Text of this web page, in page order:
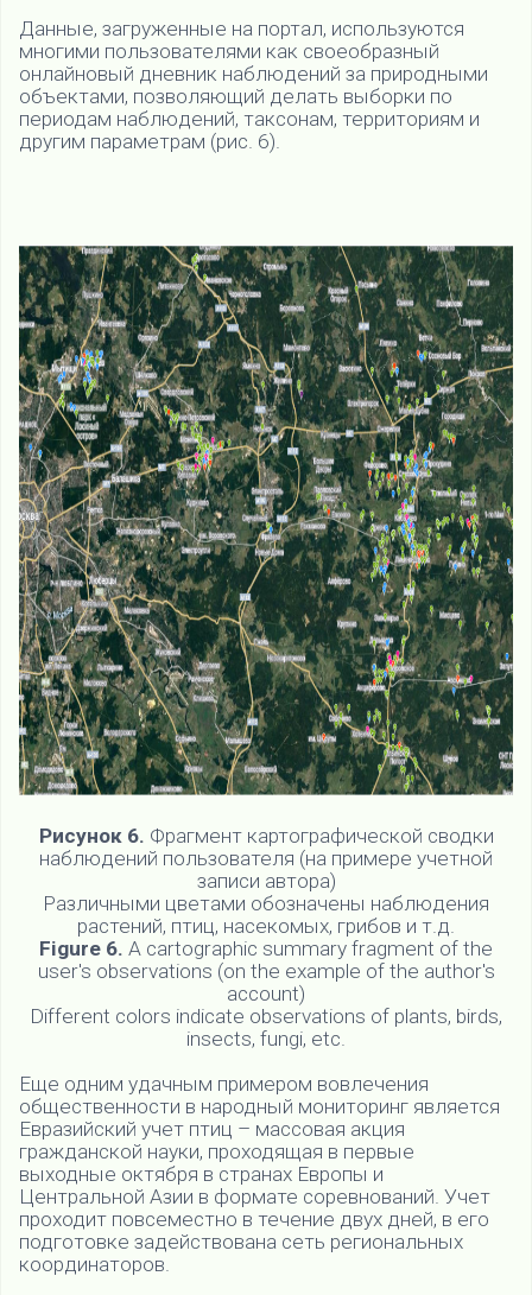
Данные, загруженные на портал, используются
многими пользователями как своеобразный
онлайновый дневник наблюдений за природными
объектами, позволяющий делать выборки по
периодам наблюдений, таксонам, территориям и
другим параметрам (рис. 6).
Рисунок 6. Фрагмент картографической сводки
наблюдений пользователя (на примере учетной
записи автора)
Различными цветами обозначены наблюдения
растений, птиц, насекомых, грибов и т.д.
Figure 6. A cartographic summary fragment of the
user's observations (on the example of the author's
account)
Different colors indicate observations of plants, birds,
insects, fungi, etc.
Еще одним удачным примером вовлечения
общественности в народный мониторинг является
Евразийский учет птиц – массовая акция
гражданской науки, проходящая в первые
выходные октября в странах Европы и
Центральной Азии в формате соревнований. Учет
проходит повсеместно в течение двух дней, в его
подготовке задействована сеть региональных
координаторов.